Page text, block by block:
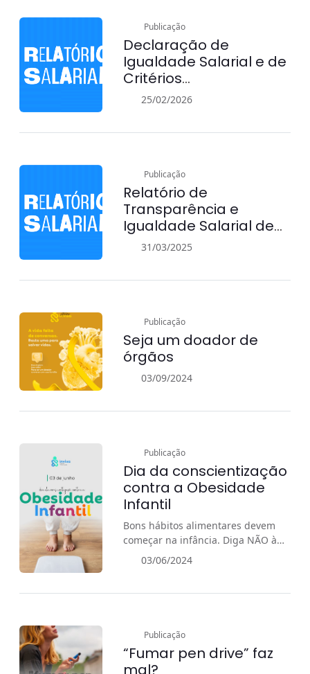
Publicação
Declaração de
Igualdade Salarial e de
Critérios
Remuneratórios
2026
25/02/2026
Publicação
Relatório de
Transparência e
Igualdade Salarial de
Mulheres e Homens – 1º
31/03/2025
Publicação
Seja um doador de
órgãos
03/09/2024
Publicação
Dia da conscientização
contra a Obesidade
Infantil
Bons hábitos alimentares devem
começar na infância. Diga NÃO à
Obesidade Infantil!
03/06/2024
Publicação
“Fumar pen drive” faz
mal?